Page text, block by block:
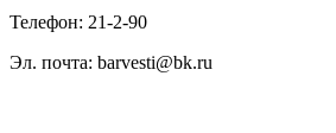
Телефон: 21-2-90
Эл. почта: barvesti@bk.ru